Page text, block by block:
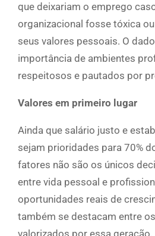
que deixariam o emprego
organizacional fosse tóxica
seus valores pessoais. O
importância de ambientes
respeitosos e pautados por
Valores em primeiro lugar
Ainda que salário justo e
sejam prioridades para 70%
fatores não são os únicos
entre vida pessoal e
oportunidades reais de
também se destacam entre